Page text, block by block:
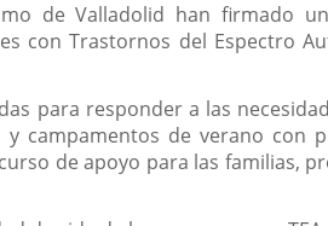
de Valladolid han firmado
con Trastornos del Espectro
para responder a las
campamentos de verano con
de apoyo para las familias,